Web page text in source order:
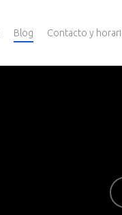
Blog Contacto y